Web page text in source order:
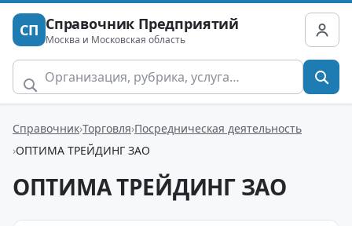
СП Справочник Предприятий
Москва и Московская область
Справочник Торговля Посредническая деятельность
ОПТИМА ТРЕЙДИНГ ЗАО
ОПТИМА ТРЕЙДИНГ ЗАО